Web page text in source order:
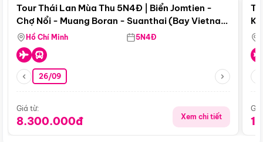
Tour Thái Lan Mùa Thu 5N4Đ | Biển Jomtien -
Chợ Nổi - Muang Boran - Suanthai (Bay Vietnam
Airlines)
Hồ Chí Minh 5N4Đ
26/09
Giá từ:
8.300.000đ Xem chi tiết